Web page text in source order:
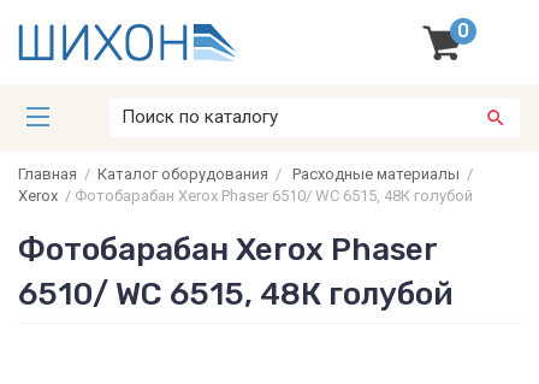
0
Главная / Каталог оборудования / Расходные материалы /
Xerox / Фотобарабан Xerox Phaser 6510/ WC 6515, 48К голубой
Фотобарабан Xerox Phaser
6510/ WC 6515, 48К голубой